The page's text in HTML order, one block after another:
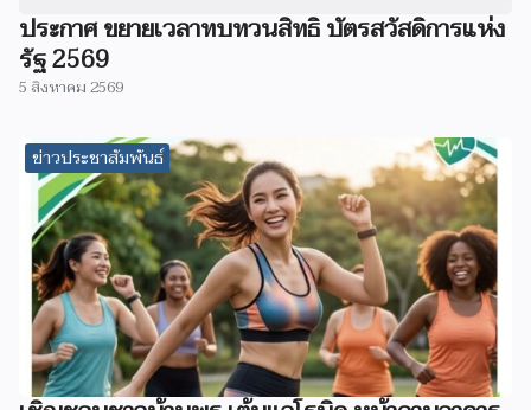
ประกาศ ขยายเวลาทบทวนสิทธิ บัตรสวัสดิการแห่ง
รัฐ 2569
5 สิงหาคม 2569
ข่าวประชาสัมพันธ์